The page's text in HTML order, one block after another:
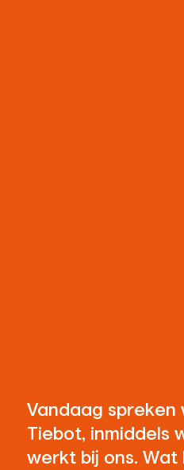
Vandaag spreken
Tiebot, inmiddels
werkt bij ons. Wat